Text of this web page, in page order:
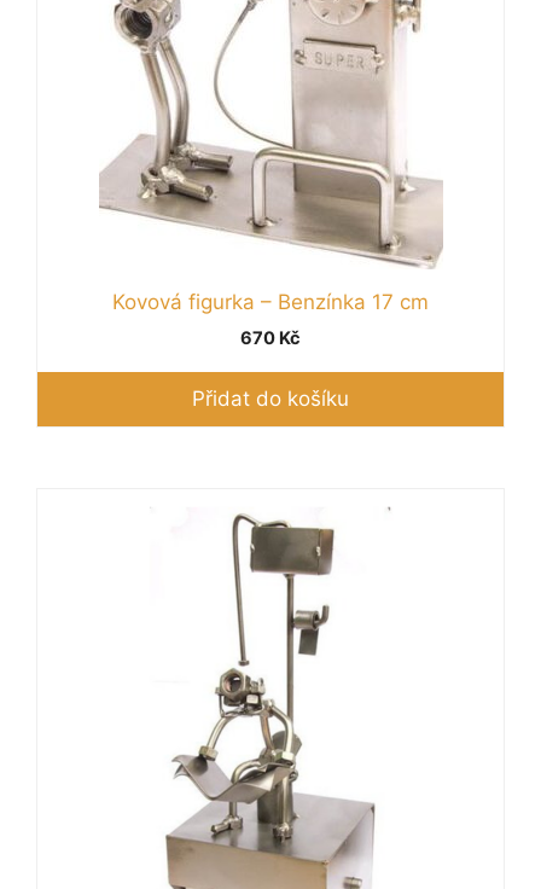
Kovová figurka – Benzínka 17 cm
670 Kč
Přidat do košíku